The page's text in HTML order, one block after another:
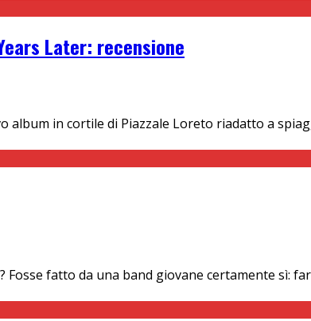
Later: recensione
in cortile di Piazzale Loreto riadatto a
fatto da una band giovane certamente sì: